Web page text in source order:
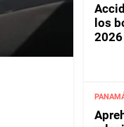
los
2026